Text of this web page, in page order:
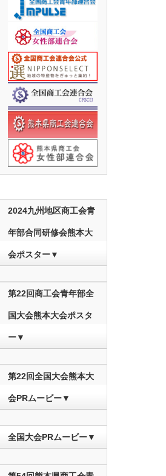
2024九州地区商工会青
年部合同研修会熊本大
会ポスター▼
第22回商工会青年部全
国大会熊本大会ポスタ
ー▼
第22回全国大会熊本大
会PRムービー▼
全国大会PRムービー▼